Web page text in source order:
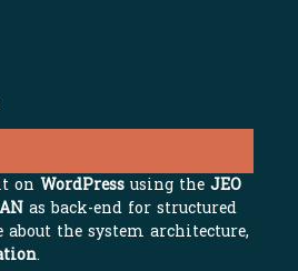
onWordPressusing theJEO
as back-end for structured
the system architecture,
.